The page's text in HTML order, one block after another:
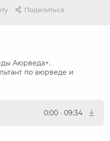
Поделиться
Аюрведа+.
по аюрведе и
0:00 · 09:34